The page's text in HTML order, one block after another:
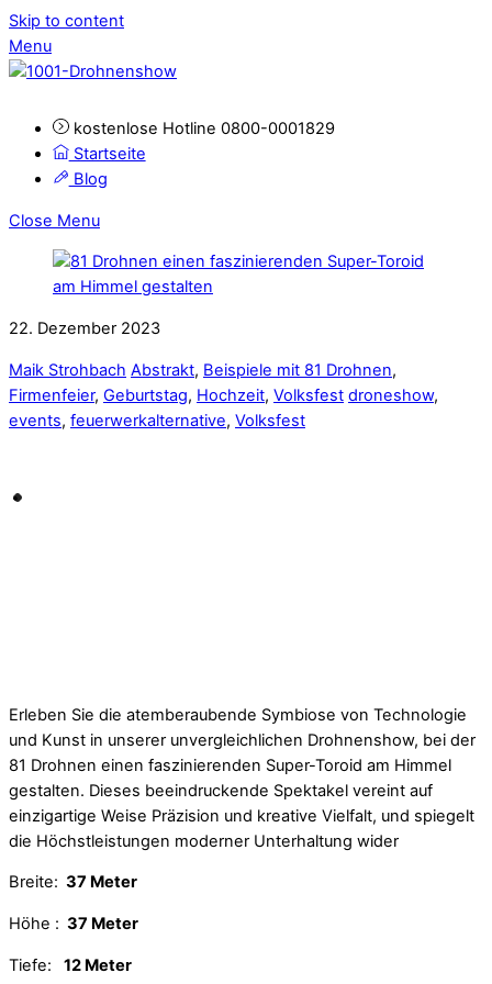
Skip to content
Menu
kostenlose Hotline 0800-0001829
Startseite
Blog
Close Menu
22. Dezember 2023
Maik Strohbach Abstrakt, Beispiele mit 81 Drohnen,
Firmenfeier, Geburtstag, Hochzeit, Volksfest droneshow,
events, feuerwerkalternative, Volksfest
Erleben Sie die atemberaubende Symbiose von Technologie
und Kunst in unserer unvergleichlichen Drohnenshow, bei der
81 Drohnen einen faszinierenden Super-Toroid am Himmel
gestalten. Dieses beeindruckende Spektakel vereint auf
einzigartige Weise Präzision und kreative Vielfalt, und spiegelt
die Höchstleistungen moderner Unterhaltung wider
Breite: 37 Meter
Höhe : 37 Meter
Tiefe: 12 Meter